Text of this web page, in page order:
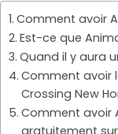
Comment avoir
Est-ce que
Quand il y aura
Comment avoir
Crossing New
Comment avoir
gratuitement